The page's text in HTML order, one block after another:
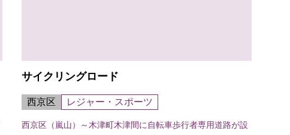
サイクリングロード
西京区 レジャー・スポーツ
西京区（嵐山）～木津町木津間に自転車歩行者専用道路が設